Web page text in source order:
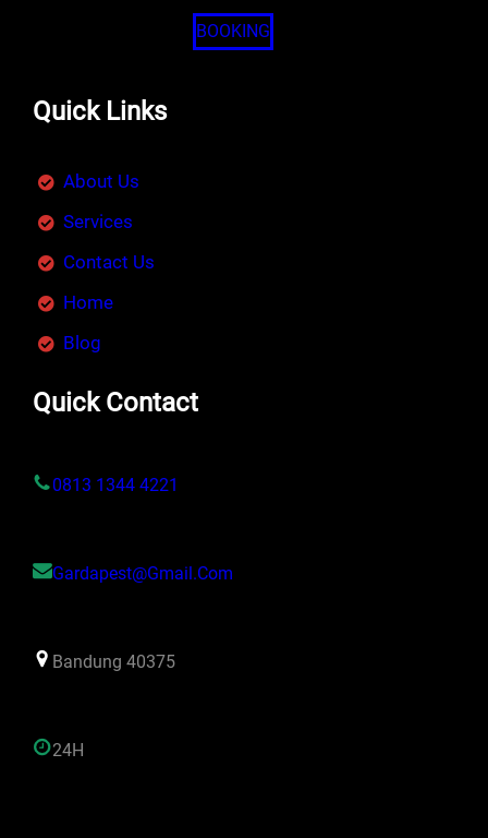
BOOKING
Quick Links
About Us
Services
Contact Us
Home
Blog
Quick Contact
0813 1344 4221
Gardapest@gmail.com
Bandung 40375
24H